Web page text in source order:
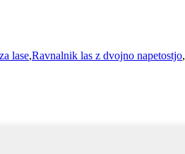
lase,Ravnalnik las z dvojno napetostjo,